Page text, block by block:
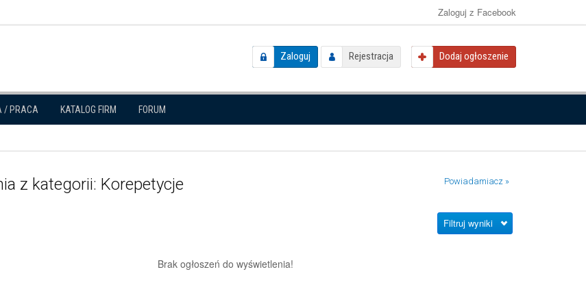
Zaloguj z Facebook
Zaloguj Rejestracja Dodaj ogłoszenie
/ PRACA KATALOG FIRM FORUM
z kategorii: Korepetycje Powiadamiacz »
Filtruj wyniki
Brak ogłoszeń do wyświetlenia!